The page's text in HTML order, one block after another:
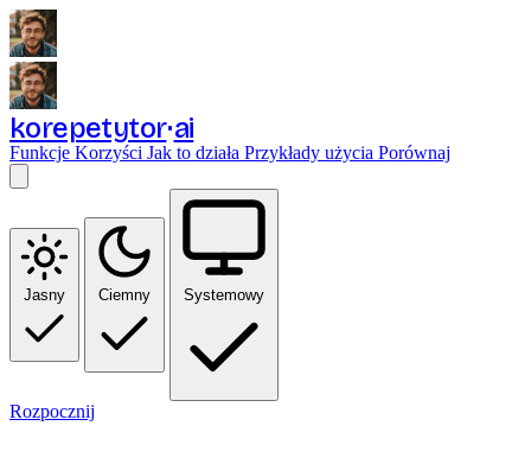
korepetytor ai
Funkcje Korzyści Jak to działa Przykłady użycia Porównaj
Jasny Ciemny Systemowy
Rozpocznij